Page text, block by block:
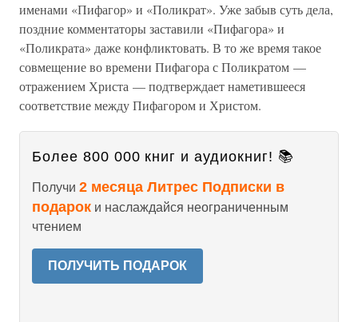
именами «Пифагор» и «Поликрат». Уже забыв суть дела,
поздние комментаторы заставили «Пифагора» и
«Поликрата» даже конфликтовать. В то же время такое
совмещение во времени Пифагора с Поликратом —
отражением Христа — подтверждает наметившееся
соответствие между Пифагором и Христом.
Более 800 000 книг и аудиокниг! 📚
Получи 2 месяца Литрес Подписки в
подарок и наслаждайся неограниченным
чтением
ПОЛУЧИТЬ ПОДАРОК